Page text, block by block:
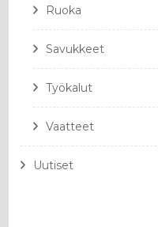
Ruoka
Savukkeet
Työkalut
Vaatteet
Uutiset